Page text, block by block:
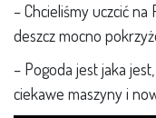
– Chcieliśmy uczcić
deszcz mocno
– Pogoda jest jaka
ciekawe maszyny i